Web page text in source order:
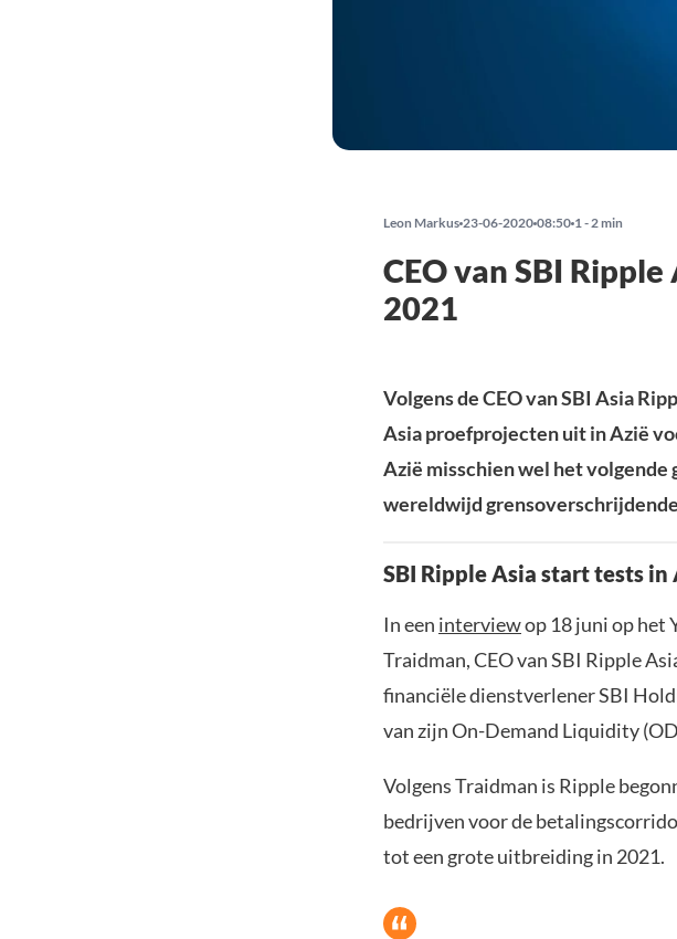
Leon Markus 23-06-2020 08:50 1 - 2 min
CEO van SBI
2021
Volgens de CEO van SBI Asia
Asia proefprojecten uit in Azië
Azië misschien wel het volgende
wereldwijd
SBI Ripple Asia start tests in
In een interviewop 18 juni op het
Traidman, CEO van SBI Ripple
financiële dienstverlener SBI
van zijn On-Demand Liquidity
Volgens Traidman is Ripple
bedrijven voor de
tot een grote uitbreiding in 2021.